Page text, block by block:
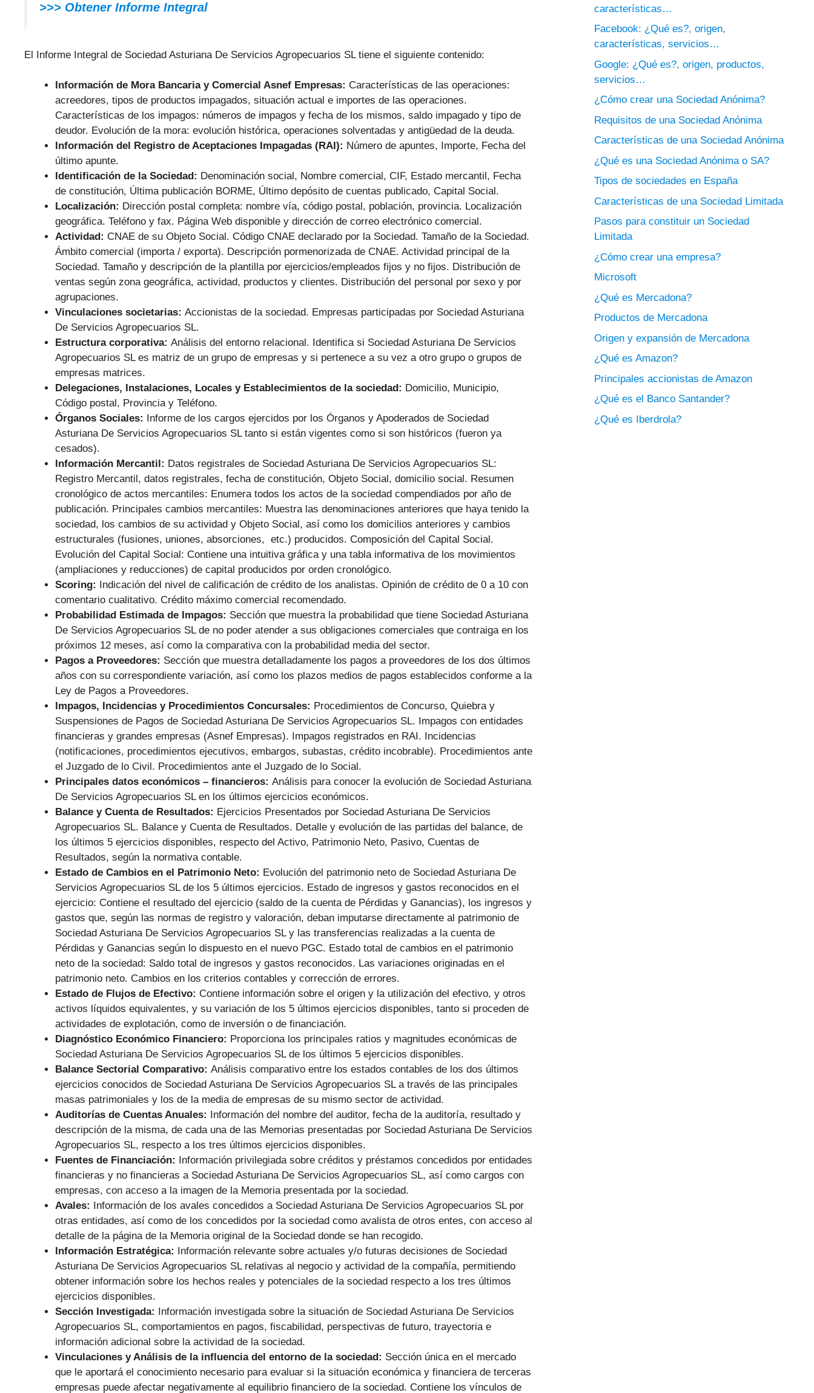
>>> Obtener Informe Integral
El Informe Integral de Sociedad Asturiana De Servicios Agropecuarios SL tiene el siguiente contenido:
Información de Mora Bancaria y Comercial Asnef Empresas: Características de las operaciones:
acreedores, tipos de productos impagados, situación actual e importes de las operaciones.
Características de los impagos: números de impagos y fecha de los mismos, saldo impagado y tipo de
deudor. Evolución de la mora: evolución histórica, operaciones solventadas y antigüedad de la deuda.
Información del Registro de Aceptaciones Impagadas (RAI): Número de apuntes, Importe, Fecha del
último apunte.
Identificación de la Sociedad: Denominación social, Nombre comercial, CIF, Estado mercantil, Fecha
de constitución, Última publicación BORME, Último depósito de cuentas publicado, Capital Social.
Localización: Dirección postal completa: nombre vía, código postal, población, provincia. Localización
geográfica. Teléfono y fax. Página Web disponible y dirección de correo electrónico comercial.
Actividad: CNAE de su Objeto Social. Código CNAE declarado por la Sociedad. Tamaño de la Sociedad.
Ámbito comercial (importa / exporta). Descripción pormenorizada de CNAE. Actividad principal de la
Sociedad. Tamaño y descripción de la plantilla por ejercicios/empleados fijos y no fijos. Distribución de
ventas según zona geográfica, actividad, productos y clientes. Distribución del personal por sexo y por
agrupaciones.
Vinculaciones societarias: Accionistas de la sociedad. Empresas participadas por Sociedad Asturiana
De Servicios Agropecuarios SL.
Estructura corporativa: Análisis del entorno relacional. Identifica si Sociedad Asturiana De Servicios
Agropecuarios SL es matriz de un grupo de empresas y si pertenece a su vez a otro grupo o grupos de
empresas matrices.
Delegaciones, Instalaciones, Locales y Establecimientos de la sociedad: Domicilio, Municipio,
Código postal, Provincia y Teléfono.
Órganos Sociales: Informe de los cargos ejercidos por los Órganos y Apoderados de Sociedad
Asturiana De Servicios Agropecuarios SL tanto si están vigentes como si son históricos (fueron ya
cesados).
Información Mercantil: Datos registrales de Sociedad Asturiana De Servicios Agropecuarios SL:
Registro Mercantil, datos registrales, fecha de constitución, Objeto Social, domicilio social. Resumen
cronológico de actos mercantiles: Enumera todos los actos de la sociedad compendiados por año de
publicación. Principales cambios mercantiles: Muestra las denominaciones anteriores que haya tenido la
sociedad, los cambios de su actividad y Objeto Social, así como los domicilios anteriores y cambios
estructurales (fusiones, uniones, absorciones, etc.) producidos. Composición del Capital Social.
Evolución del Capital Social: Contiene una intuitiva gráfica y una tabla informativa de los movimientos
(ampliaciones y reducciones) de capital producidos por orden cronológico.
Scoring: Indicación del nivel de calificación de crédito de los analistas. Opinión de crédito de 0 a 10 con
comentario cualitativo. Crédito máximo comercial recomendado.
Probabilidad Estimada de Impagos: Sección que muestra la probabilidad que tiene Sociedad Asturiana
De Servicios Agropecuarios SL de no poder atender a sus obligaciones comerciales que contraiga en los
próximos 12 meses, así como la comparativa con la probabilidad media del sector.
Pagos a Proveedores: Sección que muestra detalladamente los pagos a proveedores de los dos últimos
años con su correspondiente variación, así como los plazos medios de pagos establecidos conforme a la
Ley de Pagos a Proveedores.
Impagos, Incidencias y Procedimientos Concursales: Procedimientos de Concurso, Quiebra y
Suspensiones de Pagos de Sociedad Asturiana De Servicios Agropecuarios SL. Impagos con entidades
financieras y grandes empresas (Asnef Empresas). Impagos registrados en RAI. Incidencias
(notificaciones, procedimientos ejecutivos, embargos, subastas, crédito incobrable). Procedimientos ante
el Juzgado de lo Civil. Procedimientos ante el Juzgado de lo Social.
Principales datos económicos – financieros: Análisis para conocer la evolución de Sociedad Asturiana
De Servicios Agropecuarios SL en los últimos ejercicios económicos.
Balance y Cuenta de Resultados: Ejercicios Presentados por Sociedad Asturiana De Servicios
Agropecuarios SL. Balance y Cuenta de Resultados. Detalle y evolución de las partidas del balance, de
los últimos 5 ejercicios disponibles, respecto del Activo, Patrimonio Neto, Pasivo, Cuentas de
Resultados, según la normativa contable.
Estado de Cambios en el Patrimonio Neto: Evolución del patrimonio neto de Sociedad Asturiana De
Servicios Agropecuarios SL de los 5 últimos ejercicios. Estado de ingresos y gastos reconocidos en el
ejercicio: Contiene el resultado del ejercicio (saldo de la cuenta de Pérdidas y Ganancias), los ingresos y
gastos que, según las normas de registro y valoración, deban imputarse directamente al patrimonio de
Sociedad Asturiana De Servicios Agropecuarios SL y las transferencias realizadas a la cuenta de
Pérdidas y Ganancias según lo dispuesto en el nuevo PGC. Estado total de cambios en el patrimonio
neto de la sociedad: Saldo total de ingresos y gastos reconocidos. Las variaciones originadas en el
patrimonio neto. Cambios en los criterios contables y corrección de errores.
Estado de Flujos de Efectivo: Contiene información sobre el origen y la utilización del efectivo, y otros
activos líquidos equivalentes, y su variación de los 5 últimos ejercicios disponibles, tanto si proceden de
actividades de explotación, como de inversión o de financiación.
Diagnóstico Económico Financiero: Proporciona los principales ratios y magnitudes económicas de
Sociedad Asturiana De Servicios Agropecuarios SL de los últimos 5 ejercicios disponibles.
Balance Sectorial Comparativo: Análisis comparativo entre los estados contables de los dos últimos
ejercicios conocidos de Sociedad Asturiana De Servicios Agropecuarios SL a través de las principales
masas patrimoniales y los de la media de empresas de su mismo sector de actividad.
Auditorías de Cuentas Anuales: Información del nombre del auditor, fecha de la auditoría, resultado y
descripción de la misma, de cada una de las Memorias presentadas por Sociedad Asturiana De Servicios
Agropecuarios SL, respecto a los tres últimos ejercicios disponibles.
Fuentes de Financiación: Información privilegiada sobre créditos y préstamos concedidos por entidades
financieras y no financieras a Sociedad Asturiana De Servicios Agropecuarios SL, así como cargos con
empresas, con acceso a la imagen de la Memoria presentada por la sociedad.
Avales: Información de los avales concedidos a Sociedad Asturiana De Servicios Agropecuarios SL por
otras entidades, así como de los concedidos por la sociedad como avalista de otros entes, con acceso al
detalle de la página de la Memoria original de la Sociedad donde se han recogido.
Información Estratégica: Información relevante sobre actuales y/o futuras decisiones de Sociedad
Asturiana De Servicios Agropecuarios SL relativas al negocio y actividad de la compañía, permitiendo
obtener información sobre los hechos reales y potenciales de la sociedad respecto a los tres últimos
ejercicios disponibles.
Sección Investigada: Información investigada sobre la situación de Sociedad Asturiana De Servicios
Agropecuarios SL, comportamientos en pagos, fiscabilidad, perspectivas de futuro, trayectoria e
información adicional sobre la actividad de la sociedad.
Vinculaciones y Análisis de la influencia del entorno de la sociedad: Sección única en el mercado
que le aportará el conocimiento necesario para evaluar si la situación económica y financiera de terceras
empresas puede afectar negativamente al equilibrio financiero de la sociedad. Contiene los vínculos de
características…
Facebook: ¿Qué es?, origen,
características, servicios…
Google: ¿Qué es?, origen, productos,
servicios…
¿Cómo crear una Sociedad Anónima?
Requisitos de una Sociedad Anónima
Características de una Sociedad Anónima
¿Qué es una Sociedad Anónima o SA?
Tipos de sociedades en España
Características de una Sociedad Limitada
Pasos para constituir un Sociedad
Limitada
¿Cómo crear una empresa?
Microsoft
¿Qué es Mercadona?
Productos de Mercadona
Origen y expansión de Mercadona
¿Qué es Amazon?
Principales accionistas de Amazon
¿Qué es el Banco Santander?
¿Qué es Iberdrola?